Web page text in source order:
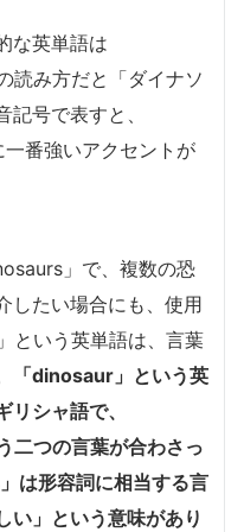
な英単語は
読み方だと「ダイナソ
号で表すと、
番強いアクセントが
」で、複数の恐
したい場合にも、使用
という英単語は、言葉
「dinosaur」という英
シャ語で、
二つの言葉が合わさっ
は形容詞に相当する言
い」という意味があり